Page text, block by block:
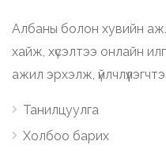
Албаны болон хувийн
хайж, хүсэлтээ онлайн
ажил эрхэлж,
Танилцуулга
Холбоо барих